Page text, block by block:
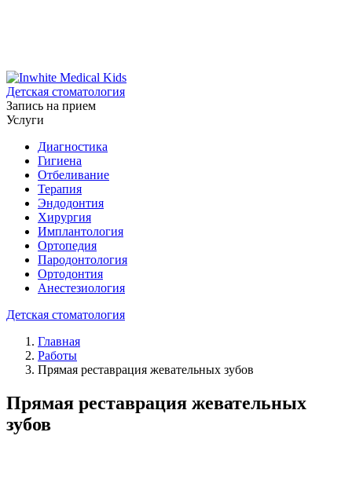
Детская стоматология
Запись на прием
Услуги
Диагностика
Гигиена
Отбеливание
Терапия
Эндодонтия
Хирургия
Имплантология
Ортопедия
Пародонтология
Ортодонтия
Анестезиология
Детская стоматология
Главная
Работы
Прямая реставрация жевательных зубов
Прямая реставрация жевательных
зубов